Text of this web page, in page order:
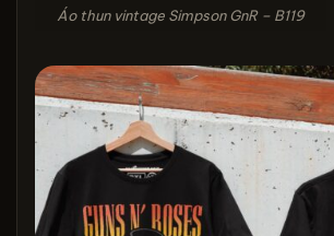
Áo thun vintage Simpson GnR – B119